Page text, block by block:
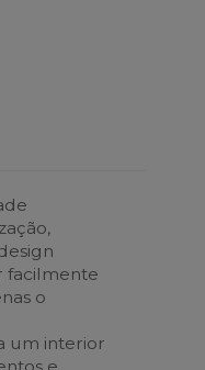
facilmente
o
um interior